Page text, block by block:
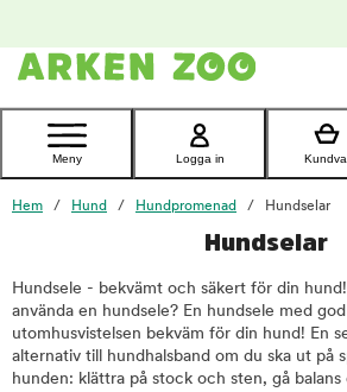
Kontakta
Meny Logga in
Hem Hund Hundpromenad Hundselar
Hundselar
Hundsele - bekvämt och säkert för din
använda en hundsele? En hundsele med
utomhusvistelsen bekväm för din hund! En
alternativ till hundhalsband om du ska ut på
hunden: klättra på stock och sten, gå